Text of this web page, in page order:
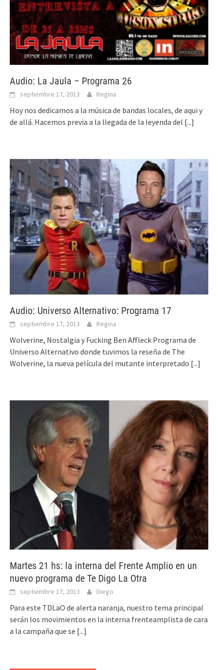
Audio: La Jaula – Programa 26
septiembre 17, 2013 Regina
Hoy nos dedicamos a la música de bandas locales, de aqui y
de allá. Hacemos previa a la llegada de la leyenda del [...]
Audio: Universo Alternativo: Programa 17
septiembre 17, 2013 Regina
Wolverine, Nostalgia y Fucking Ben Affleck Programa de
Universo Alternativo donde tuvimos la reseña de The
Wolverine, la nueva película del mutante interpretado [...]
Martes 21 hs: la interna del Frente Amplio en un
nuevo programa de Te Digo La Otra
septiembre 17, 2013 Diego
Para este TDLaO de alerta naranja, nuestro tema principal
serán los movimientos en la interna frenteamplista de cara
a la campaña que se [...]